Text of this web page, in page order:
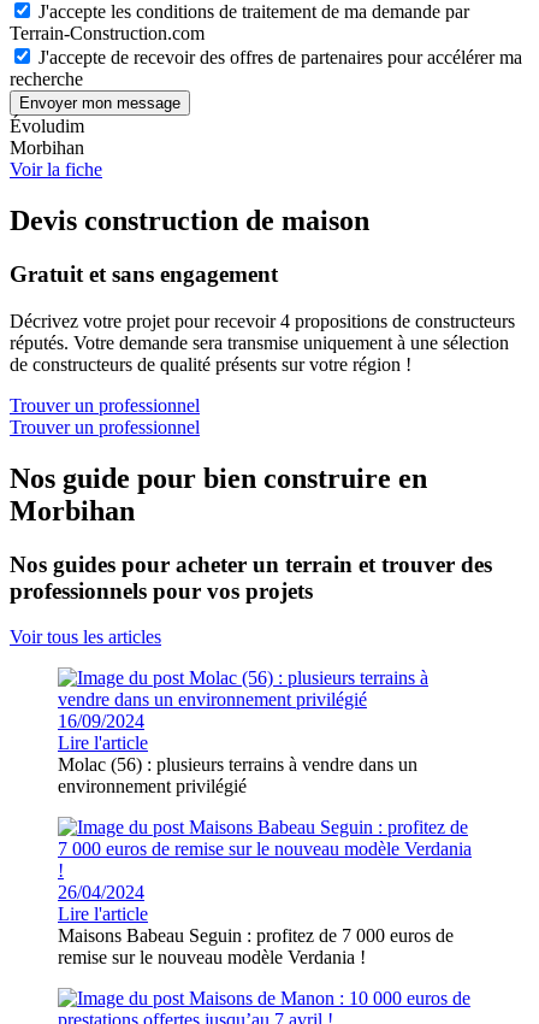
J'accepte les conditions de traitement de ma demande par
Terrain-Construction.com
J'accepte de recevoir des offres de partenaires pour accélérer ma
recherche
Envoyer mon message
Évoludim
Morbihan
Voir la fiche
Devis construction de maison
Gratuit et sans engagement
Décrivez votre projet pour recevoir 4 propositions de constructeurs
réputés. Votre demande sera transmise uniquement à une sélection
de constructeurs de qualité présents sur votre région !
Trouver un professionnel
Trouver un professionnel
Nos guide pour bien construire en
Morbihan
Nos guides pour acheter un terrain et trouver des
professionnels pour vos projets
Voir tous les articles
16/09/2024
Lire l'article
Molac (56) : plusieurs terrains à vendre dans un
environnement privilégié
26/04/2024
Lire l'article
Maisons Babeau Seguin : profitez de 7 000 euros de
remise sur le nouveau modèle Verdania !